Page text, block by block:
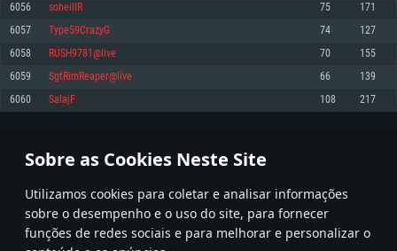
Sobre as Cookies Neste Site
Utilizamos cookies para coletar e analisar informações
sobre o desempenho e o uso do site, para fornecer
funções de redes sociais e para melhorar e personalizar o
superior, Radeon RX 570 ou superior
Disco: 75,9 GB
Network: Internet de banda larga.
Recomendado
Sistema Operativo: Ubuntu 20.04 64bit
Processador: Intel Core i7
Memória: 16 GB
Placa Gráfica: NVIDIA 1060 com os drivers mais recentes (não mais de 6
meses) / equivalentes AMD (Radeon RX 570) com os drivers mais recentes
Network: Internet de banda larga.
6056 soheilIR 75 171
6057 Type59CrazyG 74 127
6058 RUSH9781@live 70 155
6059 SgtRimReaper@live 66 139
6060 SalajF 108 217